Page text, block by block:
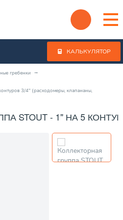
КАЛЬКУЛЯТОР
гребенки
3/4" (расходомеры, клапананы,
STOUT - 1" НА 5